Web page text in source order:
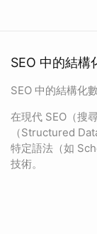
SEO 中的結構
SEO 中的結構化
在現代 SEO（搜
（Structured
特定語法（如
技術。